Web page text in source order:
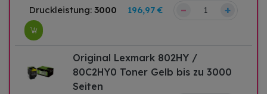
Druckleistung: 3000 196,97 € – +
Original Lexmark 802HY /
80C2HY0 Toner Gelb bis zu 3000
Seiten